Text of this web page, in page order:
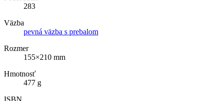
283
Väzba
pevná väzba s prebalom
Rozmer
155×210 mm
Hmotnosť
477 g
ISBN